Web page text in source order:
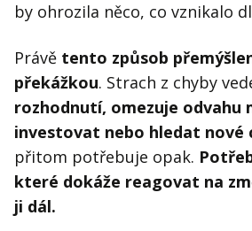
by ohrozila něco, co vznikalo
Právě tento způsob
překážkou. Strach z chyby
rozhodnutí, omezuje odvahu
investovat nebo hledat nové
přitom potřebuje opak.
které dokáže reagovat na
ji dál.